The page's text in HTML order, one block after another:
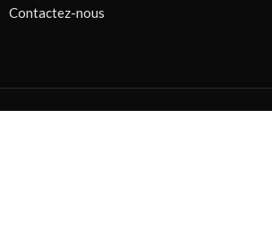
Contactez-nous